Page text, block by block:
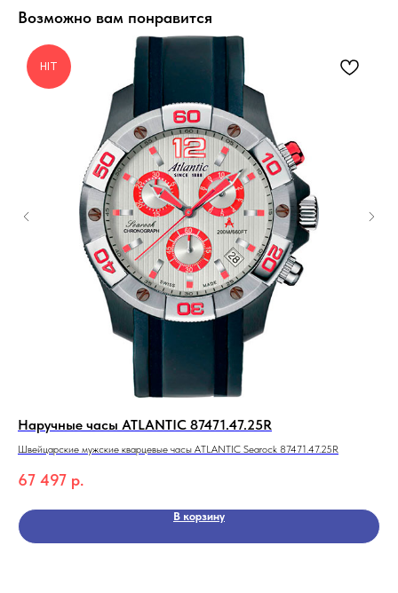
Возможно вам понравится
HIT
Наручные часы ATLANTIC 87471.47.25R
Швейцарские мужские кварцевые часы ATLANTIC Searock 87471.47.25R
67 497 р.
В корзину